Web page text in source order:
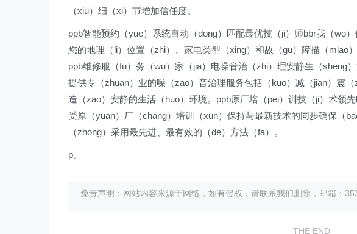
（xiu）细（xi）节增加信任度。
ppb智能预约（yue）系统自动（dong）匹配最优技（ji）师bbr我（wo
您的地理（li）位置（zhi）、家电类型（xing）和故（gu）障描（miao
ppb维修服（fu）务（wu）家（jia）电噪音治（zhi）理安静生（sheng
提供专（zhuan）业的噪（zao）音治理服务包括（kuo）减（jian）震
造（zao）安静的生活（huo）环境。ppb原厂培（pei）训技（ji）术领
受原（yuan）厂（chang）培训（xun）保持与最新技术的同步确保（
（zhong）采用最先进、最有效的（de）方法（fa）。
p。
免责声明：网站内容来源于网络，如有侵权，请联系我们删除，邮箱：
THE END